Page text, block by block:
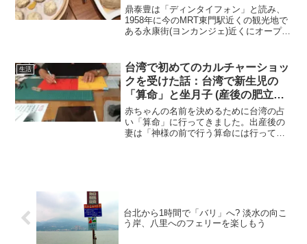
鼎泰豊は「ディンタイフォン」と読み、
1958年に今のMRT東門駅近くの観光地で
ある永康街(ヨンカンジェ)近くにオープン
屋になりました。今回行った鼎泰豊の店
舗は本店近くに新しくできた店舗である
新生店で場所はこちら。MRT東門駅から
歩いて5分か、大安森林公園駅から歩いて
7-8分くらいの場所にあります。
生活
台湾で初めてのカルチャーショッ
クを受けた話：台湾で新生児の
「算命」と坐月子 (産後の肥立ち)
のしきたり
赤ちゃんの名前を決めるために台湾の占
い「算命」に行ってきました。出産後の
妻は「神様の前で行う算命には行っては
命を占うというもので、中国大陸のはる
か昔から伝承されているれっきとした学
問。
台北から1時間で「バリ」へ? 淡水の向こ
う岸、八里へのフェリーを楽しもう